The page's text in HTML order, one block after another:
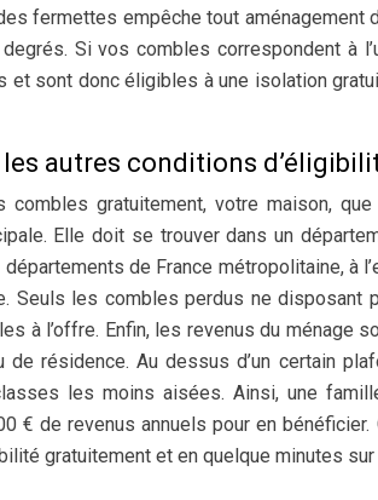
fermettes empêche tout
Si vos combles correspondent à
et sont donc éligibles à une isolation
autres conditions
combles gratuitement, votre maison,
Elle doit se trouver dans un
départements de France métropolitaine, à
Seuls les combles perdus ne disposant
à l’offre. Enfin, les revenus du ménage
résidence. Au dessus d’un certain
les moins aisées. Ainsi, une
€ de revenus annuels pour en
gratuitement et en quelque minutes